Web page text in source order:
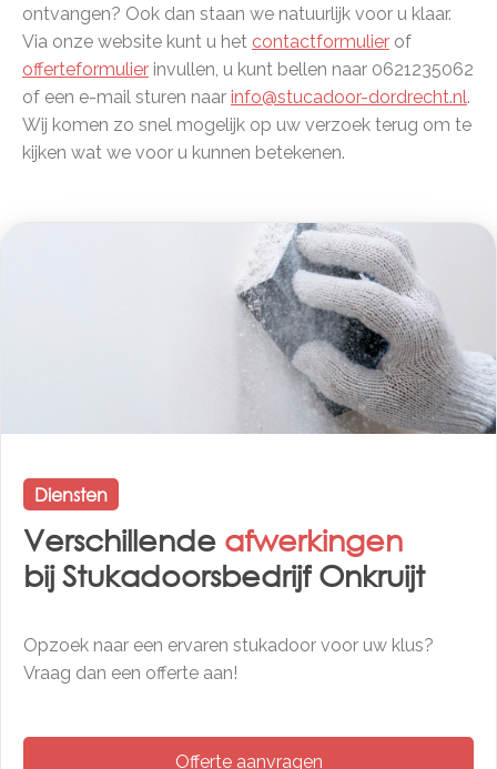
ontvangen? Ook dan staan we natuurlijk voor u klaar.
Via onze website kunt u het contactformulier of
offerteformulier invullen, u kunt bellen naar 0621235062
of een e-mail sturen naar info@stucadoor-dordrecht.nl.
Wij komen zo snel mogelijk op uw verzoek terug om te
kijken wat we voor u kunnen betekenen.
Diensten
Verschillende afwerkingen
bij Stukadoorsbedrijf Onkruijt
Opzoek naar een ervaren stukadoor voor uw klus?
Vraag dan een offerte aan!
Offerte aanvragen